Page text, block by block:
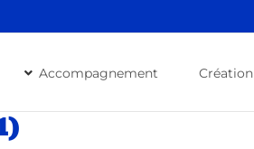
Accompagnement Création